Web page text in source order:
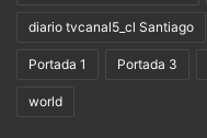
diario tvcanal5_cl Santiago
Portada 1 Portada 3
world